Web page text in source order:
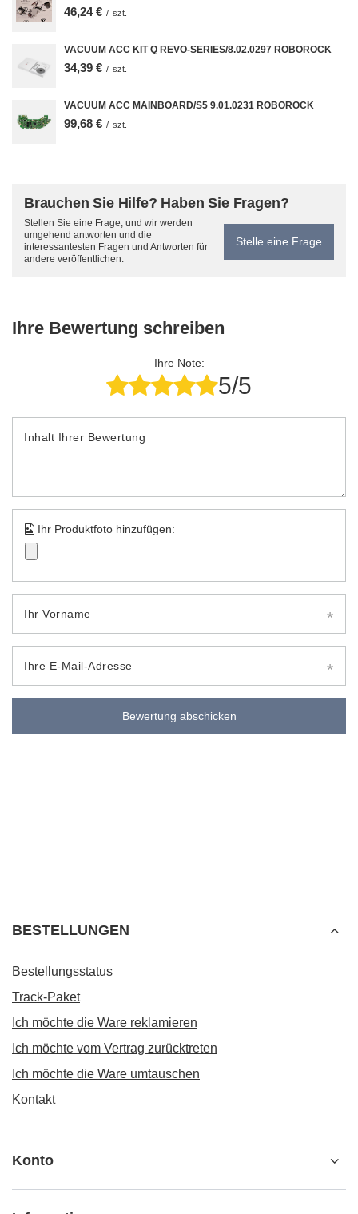
46,24 € / szt.
VACUUM ACC KIT Q REVO-SERIES/8.02.0297 ROBOROCK
34,39 € / szt.
VACUUM ACC MAINBOARD/S5 9.01.0231 ROBOROCK
99,68 € / szt.
Brauchen Sie Hilfe? Haben Sie Fragen?
Stellen Sie eine Frage, und wir werden
umgehend antworten und die
interessantesten Fragen und Antworten für
andere veröffentlichen.
Stelle eine Frage
Ihre Bewertung schreiben
Ihre Note:
5/5
Inhalt Ihrer Bewertung
Ihr Produktfoto hinzufügen:
Ihr Vorname
Ihre E-Mail-Adresse
Bewertung abschicken
BESTELLUNGEN
Bestellungsstatus
Track-Paket
Ich möchte die Ware reklamieren
Ich möchte vom Vertrag zurücktreten
Ich möchte die Ware umtauschen
Kontakt
Konto